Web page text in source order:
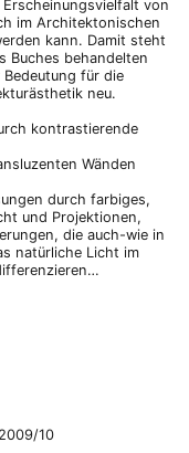
von
im Architektonischen
kann. Damit steht
Buches behandelten
Bedeutung für die
neu.
kontrastierende
Wänden
durch farbiges,
und Projektionen,
die auch-wie in
natürliche Licht im
10